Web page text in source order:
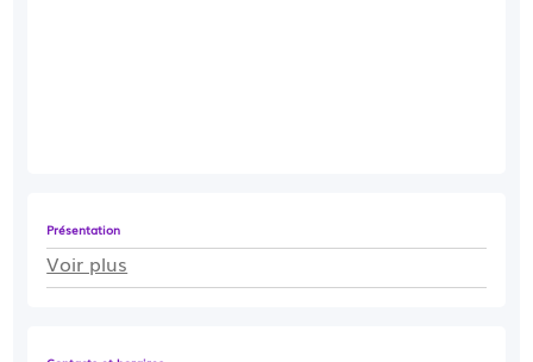
Présentation
Voir plus